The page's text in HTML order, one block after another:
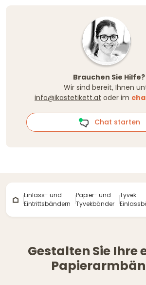
Brauchen Sie Hilfe?
Wir sind bereit, Ihnen
info@ikastetikett.at oder im
Chat starten
Einlass- und
Eintrittsbändern
Papier- und
Tyvekbänder
Tyvek
Gestalten Sie Ihre